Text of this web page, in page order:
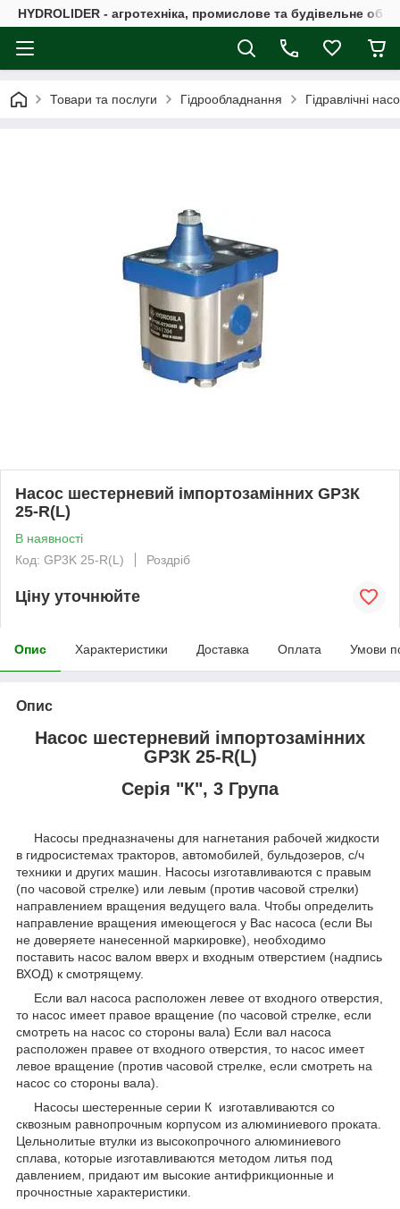
HYDROLIDER - агротехніка, промислове та будівельне
Товари та послуги Гідрообладнання Гідравлічні
Насос шестерневий імпортозамінних GP3К
25-R(L)
В наявності
Код: GP3K 25-R(L)
Роздріб
Ціну уточнюйте
Опис Характеристики Доставка Оплата Умови
Опис
Насос шестерневий імпортозамінних
GP3К 25-R(L)
Серія "К", 3 Група
Насосы предназначены для нагнетания рабочей жидкости
в гидросистемах тракторов, автомобилей, бульдозеров, с/ч
техники и других машин. Насосы изготавливаются с правым
(по часовой стрелке) или левым (против часовой стрелки)
направлением вращения ведущего вала. Чтобы определить
направление вращения имеющегося у Вас насоса (если Вы
не доверяете нанесенной маркировке), необходимо
поставить насос валом вверх и входным отверстием (надпись
ВХОД) к смотрящему.
Если вал насоса расположен левее от входного отверстия,
то насос имеет правое вращение (по часовой cтрелке, если
смотреть на насос со стороны вала) Если вал насоса
расположен правее от входного отверстия, то насос имеет
левое вращение (против часовой стрелке, если смотреть на
насос со стороны вала).
Насосы шестеренные серии К изготавливаются со
сквозным равнопрочным корпусом из алюминиевого проката.
Цельнолитые втулки из высокопрочного алюминиевого
сплава, которые изготавливаются методом литья под
давлением, придают им высокие антифрикционные и
прочностные характеристики.